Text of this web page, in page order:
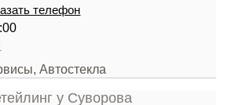
телефон
Автостекла